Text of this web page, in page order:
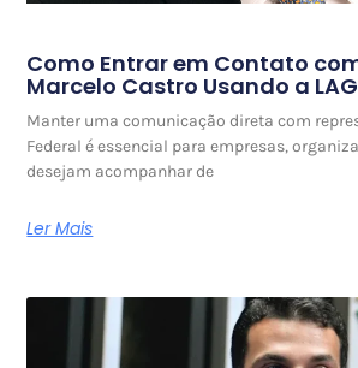
Como Entrar em Contato
Marcelo Castro Usando a LAG
Manter uma comunicação direta com
Federal é essencial para empresas,
desejam acompanhar de
Ler Mais